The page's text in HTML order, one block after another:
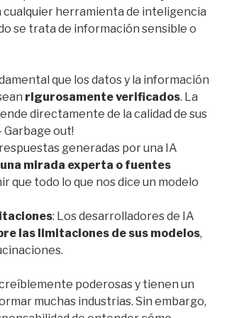
herramienta de inteligencia
se trata de información sensible o
que los datos y la información
rigurosamente verificados. La
directamente de la calidad de sus
Garbage out!
generadas por una IA
mirada experta o fuentes
que todo lo que nos dice un modelo
: Los desarrolladores de IA
las limitaciones de sus modelos,
poderosas y tienen un
muchas industrias. Sin embargo,